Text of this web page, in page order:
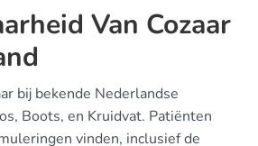
Van Cozaar
bij bekende Nederlandse
Boots, en Kruidvat. Patiënten
vinden, inclusief de